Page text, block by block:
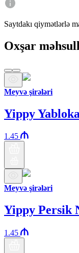
Saytdakı qiymətlərlə
Oxşar
Meyvə şirələri
Yippy
1.45
Meyvə şirələri
Yippy Persik
1.45